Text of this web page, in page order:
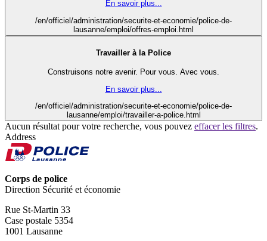
En savoir plus...
/en/officiel/administration/securite-et-economie/police-de-
lausanne/emploi/offres-emploi.html
Travailler à la Police
Construisons notre avenir. Pour vous. Avec vous.
En savoir plus...
/en/officiel/administration/securite-et-economie/police-de-
lausanne/emploi/travailler-a-police.html
Aucun résultat pour votre recherche, vous pouvez effacer les filtres.
Address
Corps de police
Direction Sécurité et économie
Rue St-Martin 33
Case postale 5354
1001 Lausanne